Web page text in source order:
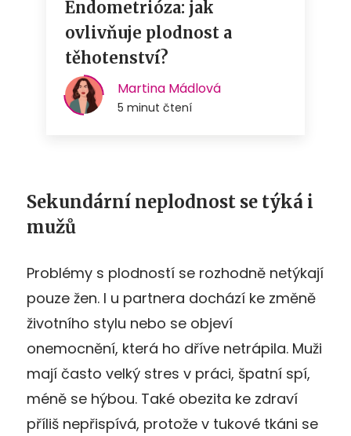
Sekundární neplodnost se týká i
mužů
Problémy s plodností se rozhodně netýkají
pouze žen. I u partnera dochází ke změně
životního stylu nebo se objeví
onemocnění, která ho dříve netrápila. Muži
mají často velký stres v práci, špatní spí,
méně se hýbou. Také obezita ke zdraví
příliš nepřispívá, protože v tukové tkáni se